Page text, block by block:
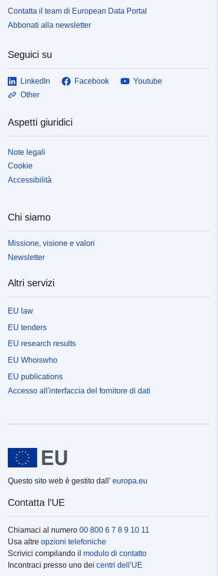
Contatta il team di European Data Portal
Abbonati alla newsletter
Seguici su
LinkedIn Facebook
Youtube
Other
Aspetti giuridici
Note legali
Cookie
Accessibilità
Chi siamo
Missione, visione e valori
Newsletter
Altri servizi
EU law
EU tenders
EU research results
EU Whoiswho
EU publications
Accesso all'interfaccia del fornitore di dati
Questo sito web è gestito dall' europa.eu
Contatta l’UE
Chiamaci al numero 00 800 6 7 8 9 10 11
Usa altre opzioni telefoniche
Scrivici compilando il modulo di contatto
Incontraci presso uno dei centri dell'UE